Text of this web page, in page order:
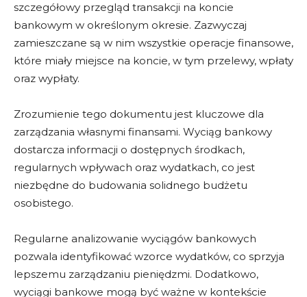
szczegółowy przegląd transakcji na koncie
bankowym w określonym okresie. Zazwyczaj
zamieszczane są w nim wszystkie operacje finansowe,
które miały miejsce na koncie, w tym przelewy, wpłaty
oraz wypłaty.
Zrozumienie tego dokumentu jest kluczowe dla
zarządzania własnymi finansami. Wyciąg bankowy
dostarcza informacji o dostępnych środkach,
regularnych wpływach oraz wydatkach, co jest
niezbędne do budowania solidnego budżetu
osobistego.
Regularne analizowanie wyciągów bankowych
pozwala identyfikować wzorce wydatków, co sprzyja
lepszemu zarządzaniu pieniędzmi. Dodatkowo,
wyciągi bankowe mogą być ważne w kontekście